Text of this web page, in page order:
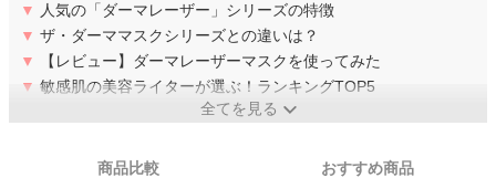
▼
人気の「ダーマレーザー」シリーズの特徴
▼ ザ・ダーママスクシリーズとの違いは？
▼
【レビュー】ダーマレーザーマスクを使ってみた
▼ 敏感肌の美容ライターが選ぶ！ランキングTOP5
全てを見る
商品比較 おすすめ商品